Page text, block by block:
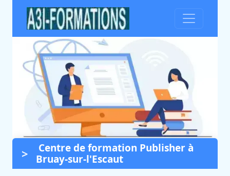
Formation Publisher à
Bruay-sur-l'Escaut (Nord)
Centre de formation Publisher à
Bruay-sur-l'Escaut